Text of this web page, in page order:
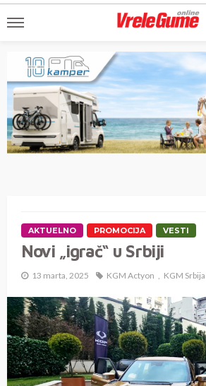
AKTUELNO PROMOCIJA VESTI
Novi „igrač“ u Srbiji
13 marta, 2025 KGM Actyon KGM Srbija